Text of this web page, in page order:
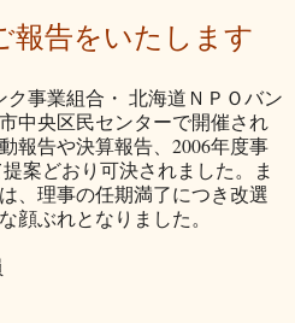
報告をいたします
ク事業組合・ 北海道ＮＰＯバン
中央区民センターで開催され
報告や決算報告、2006年度事
案どおり可決されました。ま
、理事の任期満了につき改選
顔ぶれとなりました。